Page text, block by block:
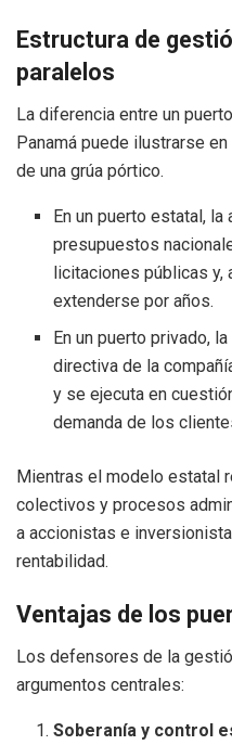
Estructura de
paralelos
La diferencia entre un
Panamá puede ilustrarse
de una grúa pórtico.
En un puerto estatal,
presupuestos
licitaciones públicas y,
extenderse por años.
En un puerto privado,
directiva de la
y se ejecuta en
demanda de los
Mientras el modelo estatal
colectivos y procesos
a accionistas e
rentabilidad.
Ventajas de los
Los defensores de la
argumentos centrales:
Soberanía y control